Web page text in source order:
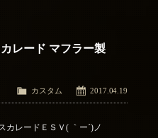
レード マフラー製
2017.04.19
カスタム
カレードＥＳＶ( ｀ー´)ノ